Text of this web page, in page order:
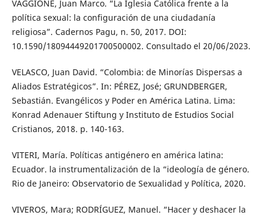
VAGGIONE, Juan Marco. “La Iglesia Católica frente a la
política sexual: la configuración de una ciudadanía
religiosa”. Cadernos Pagu, n. 50, 2017. DOI:
10.1590/18094449201700500002. Consultado el 20/06/2023.
VELASCO, Juan David. “Colombia: de Minorías Dispersas a
Aliados Estratégicos”. In: PÉREZ, José; GRUNDBERGER,
Sebastián. Evangélicos y Poder en América Latina. Lima:
Konrad Adenauer Stiftung y Instituto de Estudios Social
Cristianos, 2018. p. 140-163.
VITERI, María. Políticas antigénero en américa latina:
Ecuador. la instrumentalización de la “ideología de género.
Rio de Janeiro: Observatorio de Sexualidad y Política, 2020.
VIVEROS, Mara; RODRÍGUEZ, Manuel. “Hacer y deshacer la